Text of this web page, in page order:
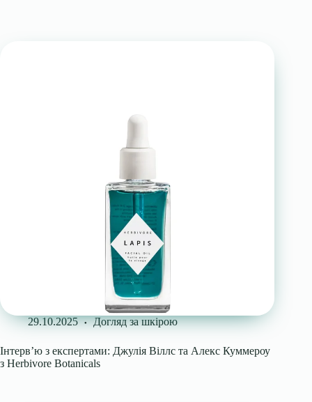
29.10.2025 Догляд за шкірою
Інтерв’ю з експертами: Джулія Віллс та Алекс Куммероу
з Herbivore Botanicals